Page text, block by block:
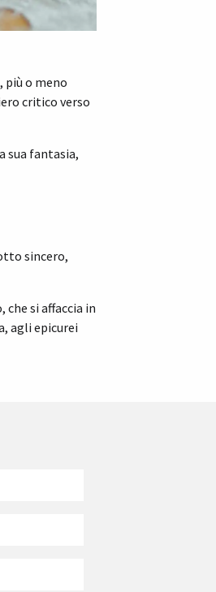
o meno
critico verso
sua fantasia,
sincero,
che si affaccia in
agli epicurei